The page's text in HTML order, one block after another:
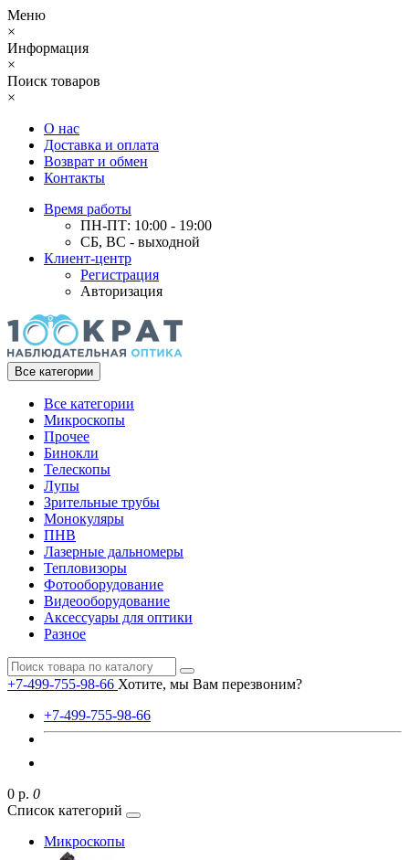
Меню
×
Информация
×
Поиск товаров
×
О нас
Доставка и оплата
Возврат и обмен
Контакты
Время работы
ПН-ПТ: 10:00 - 19:00
СБ, ВС - выходной
Клиент-центр
Регистрация
Авторизация
Все категории
Все категории
Микроскопы
Прочее
Бинокли
Телескопы
Лупы
Зрительные трубы
Монокуляры
ПНВ
Лазерные дальномеры
Тепловизоры
Фотооборудование
Видеооборудование
Аксессуары для оптики
Разное
+7-499-755-98-66 Хотите, мы Вам перезвоним?
+7-499-755-98-66
0 р. 0
Список категорий
Микроскопы